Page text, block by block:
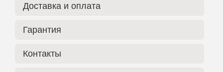
Доставка и оплата
Гарантия
Контакты